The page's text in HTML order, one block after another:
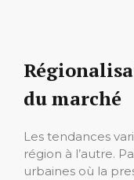
du marché
Les tendances
région à l’autre.
urbaines où la